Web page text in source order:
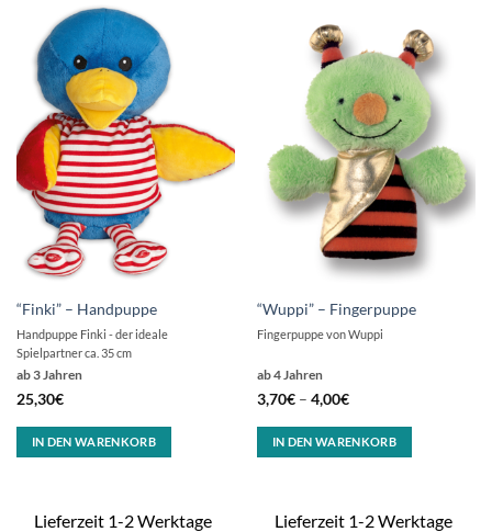
“Finki” – Handpuppe
ab 3 Jahren
25,30€
Handpuppe Finki - der ideale
Spielpartner ca. 35 cm
IN DEN WARENKORB
Lieferzeit 1-2 Werktage
“Wuppi” – Fingerpuppe
ab 4 Jahren
3,70€– 4,00€
Fingerpuppe von Wuppi
IN DEN WARENKORB
Lieferzeit 1-2 Werktage